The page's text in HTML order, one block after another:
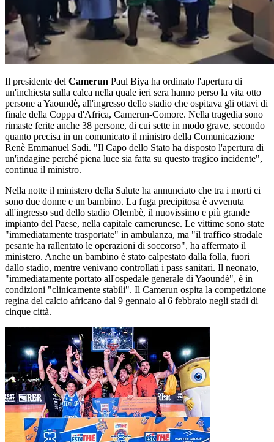
Il presidente del Camerun Paul Biya ha ordinato l'apertura di
un'inchiesta sulla calca nella quale ieri sera hanno perso la vita otto
persone a Yaoundè, all'ingresso dello stadio che ospitava gli ottavi di
finale della Coppa d'Africa, Camerun-Comore. Nella tragedia sono
rimaste ferite anche 38 persone, di cui sette in modo grave, secondo
quanto precisa in un comunicato il ministro della Comunicazione
Renè Emmanuel Sadi. "Il Capo dello Stato ha disposto l'apertura di
un'indagine perché piena luce sia fatta su questo tragico incidente",
continua il ministro.
Nella notte il ministero della Salute ha annunciato che tra i morti ci
sono due donne e un bambino. La fuga precipitosa è avvenuta
all'ingresso sud dello stadio Olembè, il nuovissimo e più grande
impianto del Paese, nella capitale camerunese. Le vittime sono state
"immediatamente trasportate" in ambulanza, ma "il traffico stradale
pesante ha rallentato le operazioni di soccorso", ha affermato il
ministero. Anche un bambino è stato calpestato dalla folla, fuori
dallo stadio, mentre venivano controllati i pass sanitari. Il neonato,
"immediatamente portato all'ospedale generale di Yaoundè", è in
condizioni "clinicamente stabili". Il Camerun ospita la competizione
regina del calcio africano dal 9 gennaio al 6 febbraio negli stadi di
cinque città.